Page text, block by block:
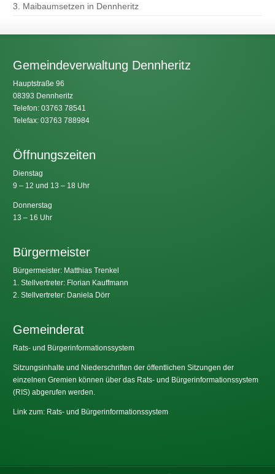
3. Maibaumsetzen in Dennheritz
Gemeindeverwaltung Dennheritz
Hauptstraße 96
08393 Dennheritz
Telefon: 03763 78541
Telefax: 03763 788984
Öffnungszeiten
Dienstag
9 – 12 und 13 – 18 Uhr
Donnerstag
13 – 16 Uhr
Bürgermeister
Bürgermeister: Matthias Trenkel
1. Stellvertreter: Florian Kauffmann
2. Stellvertreter: Daniela Dörr
Gemeinderat
Rats- und Bürgerinformationssystem
Sitzungsinhalte und Niederschriften der öffentlichen Sitzungen der
einzelnen Gremien können über das Rats- und Bürgerinformationssystem
(RIS) abgerufen werden.
Link zum: Rats- und Bürgerinformationssystem